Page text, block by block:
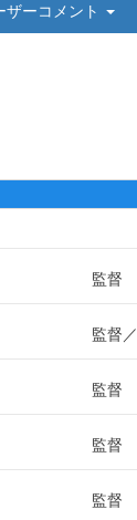
ザーコメント
監督
監督
監督
監督
監督